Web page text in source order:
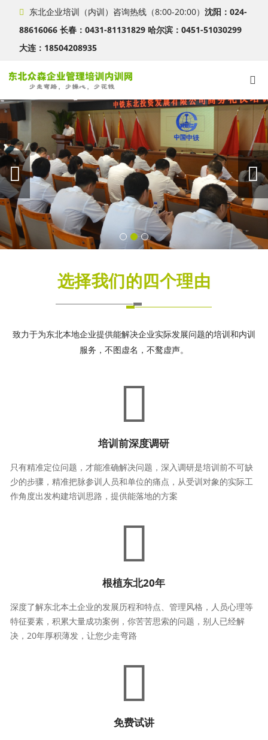
东北企业培训（内训）咨询热线（8:00-20:00）沈阳：024-
88616066 长春：0431-81131829 哈尔滨：0451-51030299
大连：18504208935
选择我们的四个理由
致力于为东北本地企业提供能解决企业实际发展问题的培训和内训
服务，不图虚名，不鹜虚声。
培训前深度调研
只有精准定位问题，才能准确解决问题，深入调研是培训前不可缺
少的步骤，精准把脉参训人员和单位的痛点，从受训对象的实际工
作角度出发构建培训思路，提供能落地的方案
根植东北20年
深度了解东北本土企业的发展历程和特点、管理风格，人员心理等
特征要素，积累大量成功案例，你苦苦思索的问题，别人已经解
决，20年厚积薄发，让您少走弯路
免费试讲